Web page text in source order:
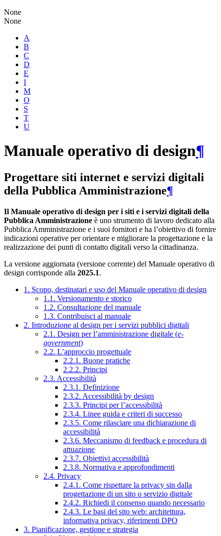
None
None
A
B
C
D
E
I
M
O
S
T
U
Manuale operativo di design¶
Progettare siti internet e servizi digitali
della Pubblica Amministrazione¶
Il Manuale operativo di design per i siti e i servizi digitali della
Pubblica Amministrazione è uno strumento di lavoro dedicato alla
Pubblica Amministrazione e i suoi fornitori e ha l’obiettivo di fornire
indicazioni operative per orientare e migliorare la progettazione e la
realizzazione dei punti di contatto digitali verso la cittadinanza.
La versione aggiornata (versione corrente) del Manuale operativo di
design corrisponde alla 2025.1.
1. Scopo, destinatari e uso del Manuale operativo di design
1.1. Versionamento e storico
1.2. Consultazione del manuale
1.3. Contribuisci al manuale
2. Introduzione al design per i servizi pubblici digitali
2.1. Design per l’amministrazione digitale (e-
government)
2.2. L’approccio progettuale
2.2.1. Buone pratiche
2.2.2. Principi
2.3. Accessibilità
2.3.1. Definizione
2.3.2. Accessibilità by design
2.3.3. Principi per l’accessibilità
2.3.4. Linee guida e criteri di successo
2.3.5. Come rilasciare una dichiarazione di
accessibilità
2.3.6. Meccanismo di feedback e procedura di
attuazione
2.3.7. Obiettivi accessibilità
2.3.8. Normativa e approfondimenti
2.4. Privacy
2.4.1. Come rispettare la privacy sin dalla
progettazione di un sito o servizio digitale
2.4.2. Richiedi il consenso quando necessario
2.4.3. Le basi del sito web: architettura,
informativa privacy, riferimenti DPO
3. Pianificazione, gestione e strategia